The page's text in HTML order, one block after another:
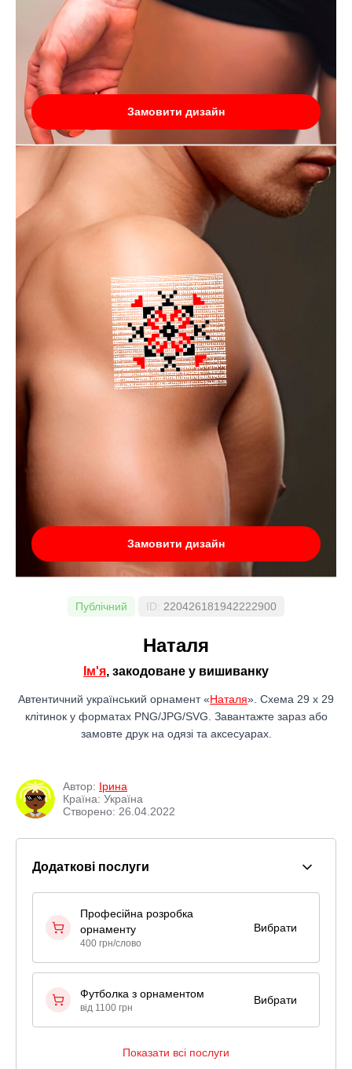
Замовити дизайн
Замовити дизайн
Публічний ID: 220426181942222900
Наталя
Ім'я, закодоване у вишиванку
Автентичний український орнамент «Наталя». Схема 29 x 29
клітинок у форматах PNG/JPG/SVG. Завантажте зараз або
замовте друк на одязі та аксесуарах.
Автор: Ірина
Країна: Україна
Створено: 26.04.2022
Додаткові послуги
Професійна розробка
орнаменту
400 грн/слово
Вибрати
Футболка з орнаментом
від 1100 грн
Вибрати
Показати всі послуги